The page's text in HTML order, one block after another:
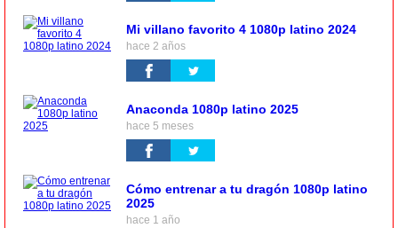
Mi villano favorito 4 1080p latino 2024
hace 2 años
Anaconda 1080p latino 2025
hace 5 meses
Cómo entrenar a tu dragón 1080p latino
2025
hace 1 año